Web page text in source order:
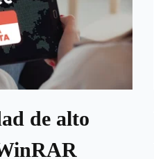
de alto